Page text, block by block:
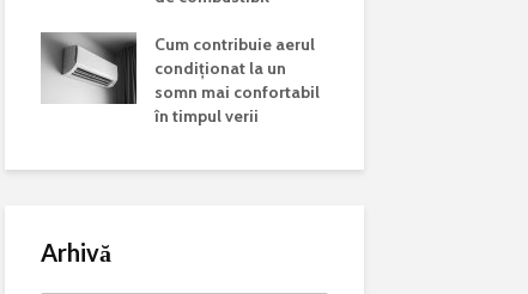
Cum contribuie aerul
condiționat la un
somn mai confortabil
în timpul verii
Arhivă